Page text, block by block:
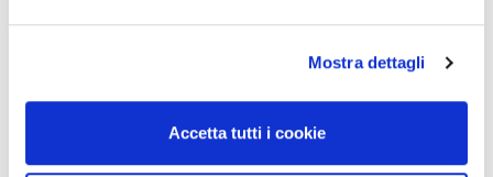
Mostra dettagli
Accetta tutti i cookie